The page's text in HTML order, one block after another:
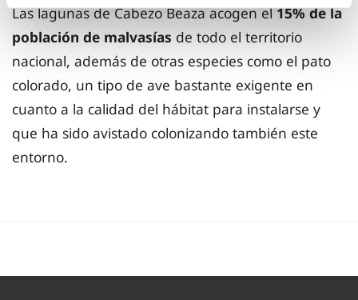
Las lagunas de Cabezo Beaza acogen el15% de la
población de malvasías de todo el territorio
nacional, además de otras especies como el pato
colorado, un tipo de ave bastante exigente en
cuanto a la calidad del hábitat para instalarse y
que ha sido avistado colonizando también este
entorno.